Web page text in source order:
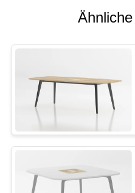
SITEMAP
PRIVACY
POLICY